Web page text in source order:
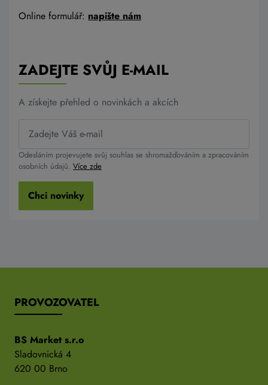
Online formulář: napište nám
ZADEJTE SVŮJ E-MAIL
A získejte přehled o novinkách a akcích
Odesláním projevujete svůj souhlas se shromažďováním a zpracováním
osobních údajů. Více zde
Chci novinky
PROVOZOVATEL
BS Market s.r.o
Sladovnická 4
620 00 Brno